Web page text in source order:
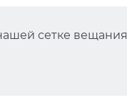
сетке вещания